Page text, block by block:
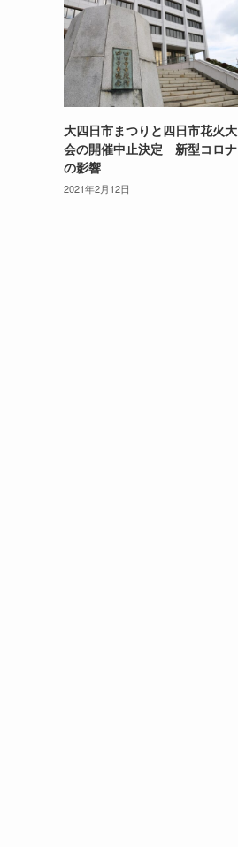
大四日市まつりと四日市花火大
会の開催中止決定 新型コロナ
の影響
2021年2月12日